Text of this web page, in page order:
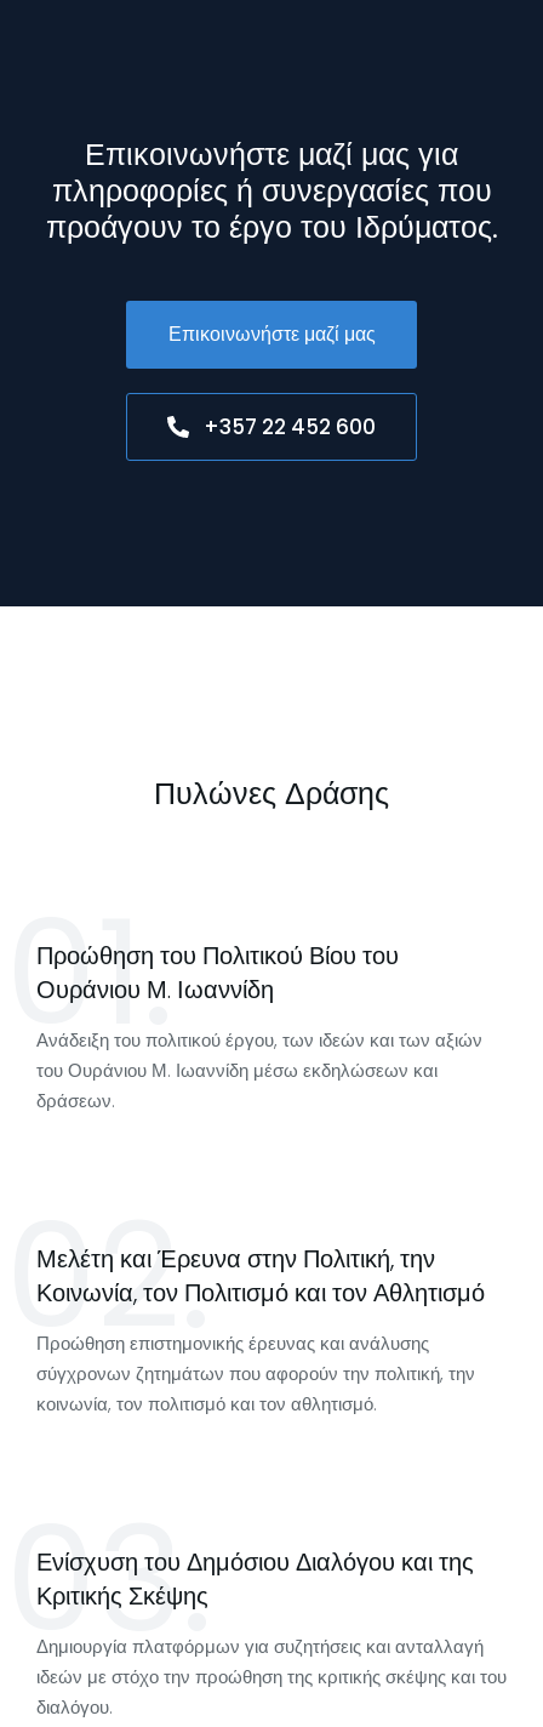
Επικοινωνήστε μαζί μας για
πληροφορίες ή συνεργασίες που
προάγουν το έργο του Ιδρύματος.
Επικοινωνήστε μαζί μας
+357 22 452 600
Πυλώνες Δράσης
01.
Προώθηση του Πολιτικού Βίου του
Ουράνιου Μ. Ιωαννίδη
Ανάδειξη του πολιτικού έργου, των ιδεών και των αξιών
του Ουράνιου Μ. Ιωαννίδη μέσω εκδηλώσεων και
δράσεων.
02.
Μελέτη και Έρευνα στην Πολιτική, την
Κοινωνία, τον Πολιτισμό και τον Αθλητισμό
Προώθηση επιστημονικής έρευνας και ανάλυσης
σύγχρονων ζητημάτων που αφορούν την πολιτική, την
κοινωνία, τον πολιτισμό και τον αθλητισμό.
03.
Ενίσχυση του Δημόσιου Διαλόγου και της
Κριτικής Σκέψης
Δημιουργία πλατφόρμων για συζητήσεις και ανταλλαγή
ιδεών με στόχο την προώθηση της κριτικής σκέψης και του
διαλόγου.